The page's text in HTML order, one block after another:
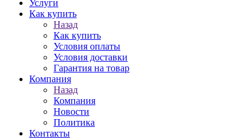
Услуги
Как купить
Назад
Как купить
Условия оплаты
Условия доставки
Гарантия на товар
Компания
Назад
Компания
Новости
Политика
Контакты